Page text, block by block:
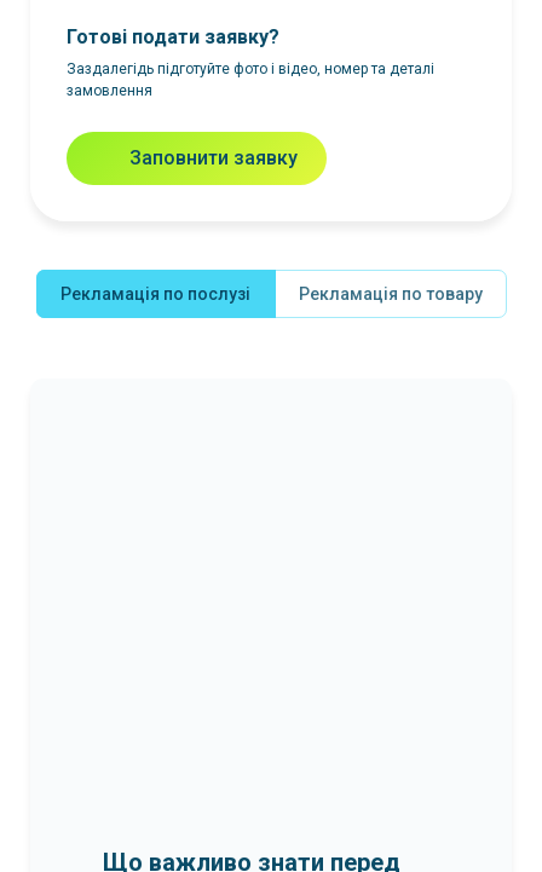
Готові подати заявку?
Заздалегідь підготуйте фото і відео, номер та деталі
замовлення
Заповнити заявку
Рекламація по послузі Рекламація по товару
Що важливо знати перед